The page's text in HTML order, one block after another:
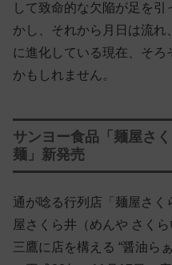
して致命的な欠陥が足を
かし、それから月日は流
に進化している現在、そろ
かもしれません。
サンヨー食品「麺屋さ
麺」新発売
通が唸る行列店「麺屋さく
屋さくら井（めんや さく
三鷹に店を構える “醤油ら